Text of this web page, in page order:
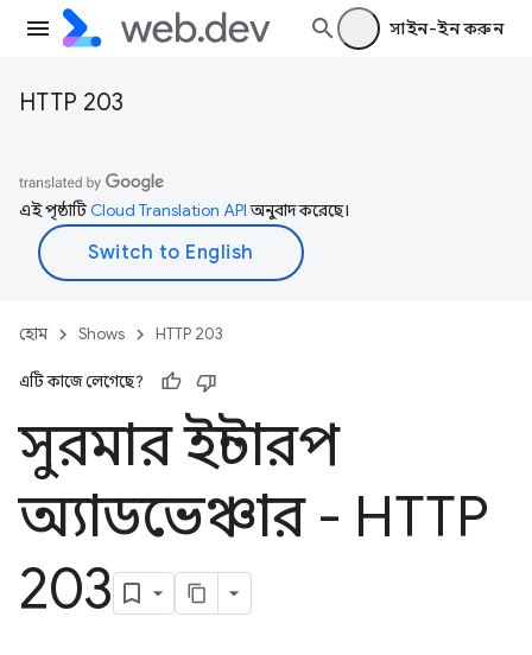
সাইন-ইন করুন
HTTP 203
এই পৃষ্ঠাটিCloud Translation APIঅনুবাদ করেছে।
হোম Shows HTTP 203
এটি কাজে লেগেছে?
সুরমার ইন্টারপ
অ্যাডভেঞ্চার - HTTP
203